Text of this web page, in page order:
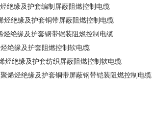
绝缘及护套编制屏蔽阻燃控制电缆
烃绝缘及护套铜带屏蔽阻燃控制电缆
烃绝缘及护套钢带铠装阻燃控制电缆
绝缘及护套阻燃控制软电缆
烃绝缘及护套纺织屏蔽阻燃控制软电缆
烯烃绝缘及护套铜带屏蔽钢带铠装阻燃控制电缆